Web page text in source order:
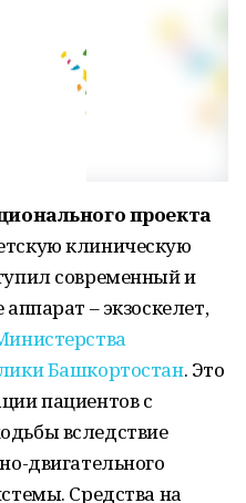
проекта
клиническую
современный и
– экзоскелет,
Башкортостан. Это
пациентов с
вследствие
двигательного
Средства на